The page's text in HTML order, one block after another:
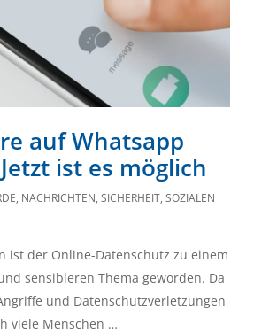
auf Whatsapp
ist es möglich
, NACHRICHTEN, SICHERHEIT, SOZIALEN
ist der Online-Datenschutz zu einem
sensibleren Thema geworden. Da
und Datenschutzverletzungen
viele Menschen …